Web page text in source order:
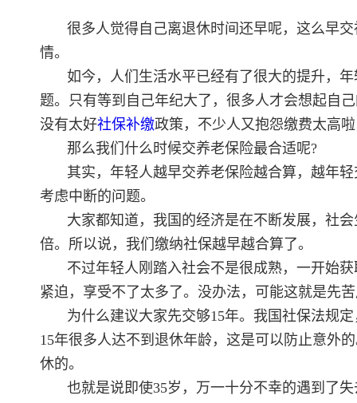
很多人觉得自己离退休时间还早呢，这么早
情。
如今，人们生活水平已经有了很大的提升，
题。只有等到自己年纪大了，很多人才会想起自
没有太好社保补缴政策，不少人又抱怨缴费太高
那么我们什么时候交养老保险最合适呢?
其实，年轻人越早交养老保险越合算，越年
考虑中断的问题。
大家都知道，我国的经济是在不断发展，社
倍。所以说，我们缴纳社保越早越合算了。
不过年轻人刚踏入社会不是很成熟，一开始
紧迫，享受不了太多了。没办法，可能这就是先
为什么建议大家先交够15年。我国社保法规
15年很多人达不到退休年龄，这是可以防止意外
休的。
也就是说即使35岁，万一十分不幸的遇到了